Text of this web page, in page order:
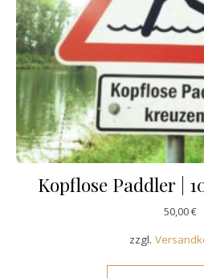
Kopflose Paddler |
50,00€
zzgl.